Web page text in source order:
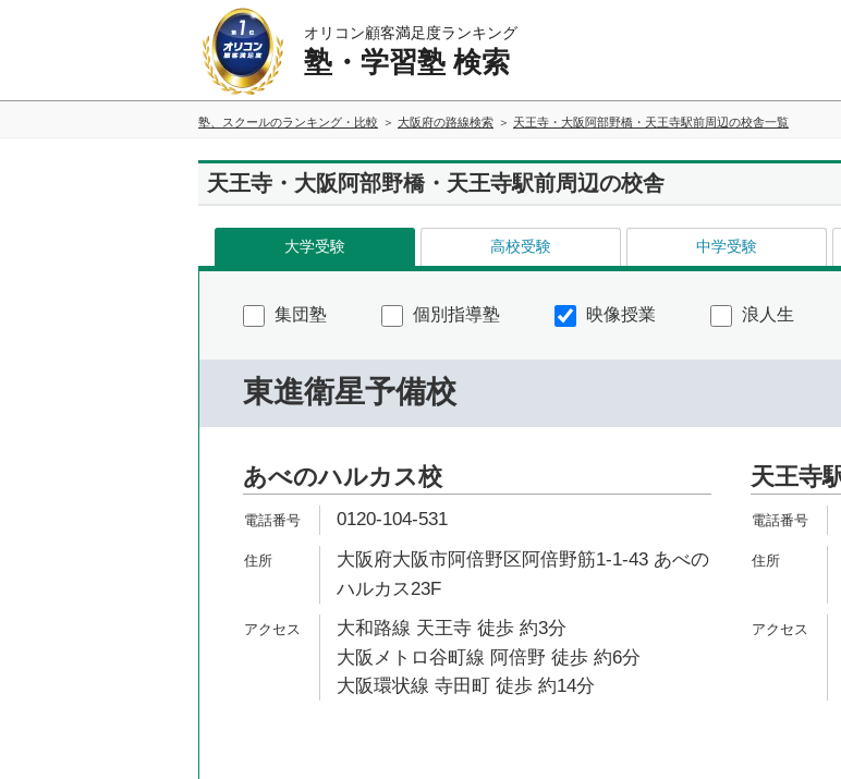
オリコン顧客満足度ランキング
塾・学習塾 検索
塾、スクールのランキング・比較 大阪府の路線検索 天王寺・大阪阿部野橋・天王寺駅前周辺の校舎一覧
天王寺・大阪阿部野橋・天王寺駅前周辺の校舎
大学受験 高校受験 中学受験
集団塾 個別指導塾 映像授業 浪人生
東進衛星予備校
あべのハルカス校
0120-104-531
大阪府大阪市阿倍野区阿倍野筋1-1-43 あべの
ハルカス23F
大和路線 天王寺 徒歩 約3分
大阪メトロ谷町線 阿倍野 徒歩 約6分
大阪環状線 寺田町 徒歩 約14分
天王寺